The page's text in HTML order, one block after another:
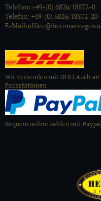
Telefon: +49-(0) 6826/18872-0
Telefax: +49-(0) 6826/18872-20
E-Mail:office@herrmann-
Wir versenden mit DHL! Auch an
Packstationen
Bequem online zahlen mit